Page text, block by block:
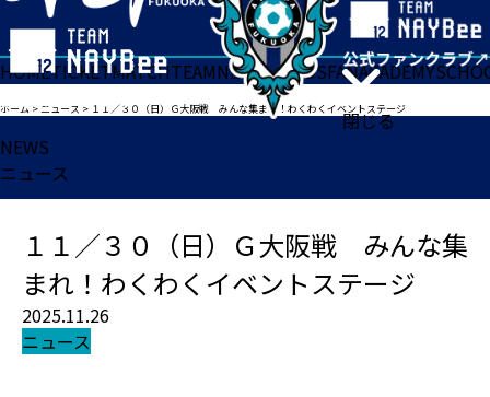
閉じる
HOMETICKETMATCHTEAMNEWSGOODSFANACADEMY
ホーム >ニュース > １１／３０（日）Ｇ大阪戦 みんな集まれ！わくわくイベントステージ
NEWS
ニュース
１１／３０（日）Ｇ大阪戦 みんな集
まれ！わくわくイベントステージ
2025.11.26
ニュース